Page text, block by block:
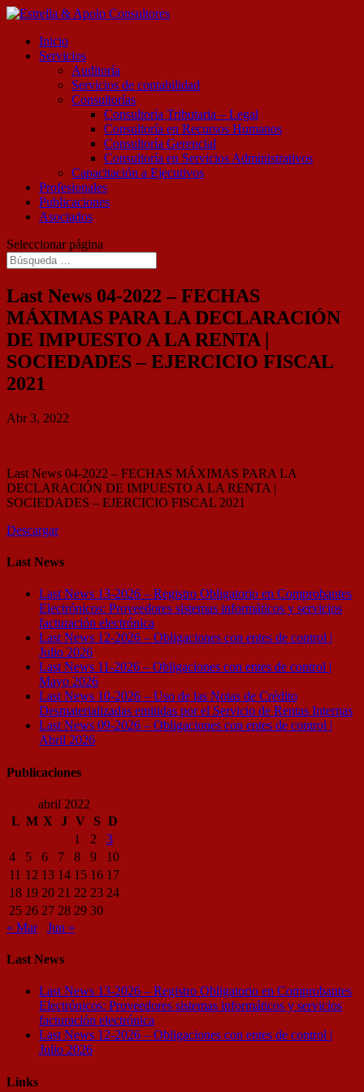
Inicio
Servicios
Auditoría
Servicios de contabilidad
Consultorías
Consultoría Tributaria – Legal
Consultoría en Recursos Humanos
Consultoría Gerencial
Consultoría en Servicios Administrativos
Capacitación a Ejecutivos
Profesionales
Publicaciones
Asociados
Seleccionar página
Last News 04-2022 – FECHAS
MÁXIMAS PARA LA DECLARACIÓN
DE IMPUESTO A LA RENTA |
SOCIEDADES – EJERCICIO FISCAL
2021
Abr 3, 2022
Last News 04-2022 – FECHAS MÁXIMAS PARA LA
DECLARACIÓN DE IMPUESTO A LA RENTA |
SOCIEDADES – EJERCICIO FISCAL 2021
Descargar
Last News
Last News 13-2026 – Registro Obligatorio en Comprobantes
Electrónicos: Proveedores sistemas informáticos y servicios
facturación electrónica
Last News 12-2026 – Obligaciones con entes de control |
Julio 2026
Last News 11-2026 – Obligaciones con entes de control |
Mayo 2026
Last News 10-2026 – Uso de las Notas de Crédito
Desmaterializadas emitidas por el Servicio de Rentas Internas
Last News 09-2026 – Obligaciones con entes de control |
Abril 2026
Publicaciones
abril 2022
L M X J V S D
1
2
3
4
5 6 7 8 9
10
11 12 13 14 15 16 17
18 19 20 21 22 23 24
25 26 27 28 29 30
« Mar
Jun »
Last News
Last News 13-2026 – Registro Obligatorio en Comprobantes
Electrónicos: Proveedores sistemas informáticos y servicios
facturación electrónica
Last News 12-2026 – Obligaciones con entes de control |
Julio 2026
Links